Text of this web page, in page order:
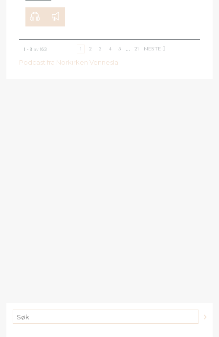
1 - 8av 163 1 2 3 4 5 ... 21 NESTE
Podcast fra Norkirken Vennesla